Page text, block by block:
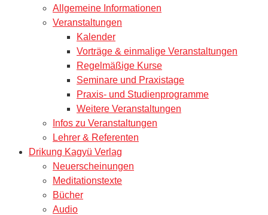
Allgemeine Informationen
Veranstaltungen
Kalender
Vorträge & einmalige Veranstaltungen
Regelmäßige Kurse
Seminare und Praxistage
Praxis- und Studienprogramme
Weitere Veranstaltungen
Infos zu Veranstaltungen
Lehrer & Referenten
Drikung Kagyü Verlag
Neuerscheinungen
Meditationstexte
Bücher
Audio